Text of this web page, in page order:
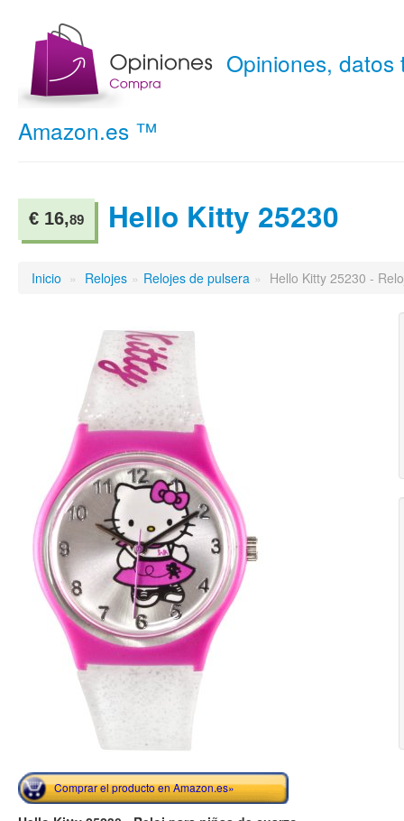
Opiniones,
Amazon.es ™
€ 16,89 Hello Kitty 25230
Inicio » Relojes » Relojes de pulsera » Hello Kitty 25230 -
Comprar el producto en Amazon.es»